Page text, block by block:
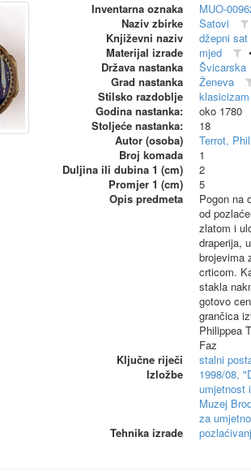
Inventarna oznaka
MUO-
Naziv zbirke
Satovi
Književni naziv
džepni sat
Materijal izrade
mjed
Država nastanka
Švicarska
Grad nastanka
Ženeva
Stilsko razdoblje
klasicizam
Godina nastanka:
oko 1780
Stoljeće nastanka:
18
Autor (osoba)
Terrot,
Broj komada
1
Duljina ili dubina 1 (cm)
2
Promjer 1 (cm)
5
Opis predmeta
Pogon na
od
zlatom i
draperija,
brojevima
crticom.
stakla
gotovo
grančica
Philippea
Faz
Ključne riječi
stalni
Izložbe
1998/08,
umjetnost
Muzej
za
Tehnika izrade